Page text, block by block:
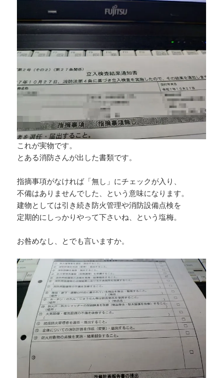
これが実物です。
とある消防さんが出した書類です。
指摘事項がなければ「無し」にチェックが入り、
不備はありませんでした、という意味になります。
建物としては引き続き防火管理や消防設備点検を
定期的にしっかりやって下さいね、という塩梅。
お咎めなし、とでも言いますか。